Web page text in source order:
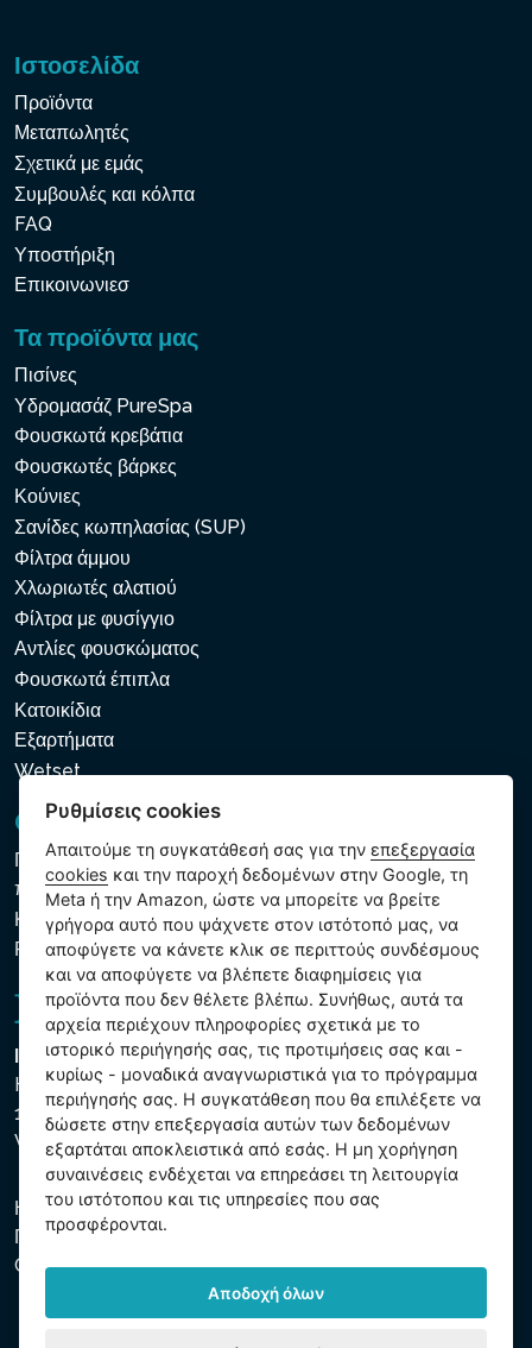
Ιστοσελίδα
Προϊόντα
Μεταπωλητές
Σχετικά με εμάς
Συμβουλές και κόλπα
FAQ
Υποστήριξη
Επικοινωνιεσ
Τα προϊόντα μας
Πισίνες
Υδρομασάζ PureSpa
Φουσκωτά κρεβάτια
Φουσκωτές βάρκες
Κούνιες
Σανίδες κωπηλασίας (SUP)
Φίλτρα άμμου
Χλωριωτές αλατιού
Φίλτρα με φυσίγγιο
Αντλίες φουσκώματος
Φουσκωτά έπιπλα
Κατοικίδια
Εξαρτήματα
Wetset
GDPR και Cookies
Πολιτική προστασίας προσωπικών και λοιπών δεδομένων
που υποβάλλονται σε επεξεργασία
Κανόνες χρήσης των αρχείων cookie
Ρυθμίσεις cookies
Intex Trading, s.r.o.
Hradecká 2526/3
130 00 Praha 3
Vinohrady - Česká republika
Η εταιρεία είναι εγγεγραμμένη στο Δημοτικό Δικαστήριο της
Πράγας, μέρος C, αύξ. αριθ. 74759. ΑΜΕ 26150808, ΑΦΜ
CZ26150808.
Ρυθμίσεις cookies
Απαιτούμε τη συγκατάθεσή σας για τηνεπεξεργασία
cookies και την παροχή δεδομένων στην Google, τη
Meta ή την Amazon, ώστε να μπορείτε να βρείτε
γρήγορα αυτό που ψάχνετε στον ιστότοπό μας, να
αποφύγετε να κάνετε κλικ σε περιττούς συνδέσμους
και να αποφύγετε να βλέπετε διαφημίσεις για
προϊόντα που δεν θέλετε βλέπω. Συνήθως, αυτά τα
αρχεία περιέχουν πληροφορίες σχετικά με το
ιστορικό περιήγησής σας, τις προτιμήσεις σας και -
κυρίως - μοναδικά αναγνωριστικά για το πρόγραμμα
περιήγησής σας. Η συγκατάθεση που θα επιλέξετε να
δώσετε στην επεξεργασία αυτών των δεδομένων
εξαρτάται αποκλειστικά από εσάς. Η μη χορήγηση
συναινέσεις ενδέχεται να επηρεάσει τη λειτουργία
του ιστότοπου και τις υπηρεσίες που σας
προσφέρονται.
Αποδοχή όλων